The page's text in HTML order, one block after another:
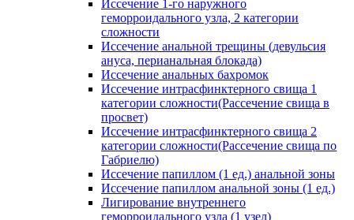
Иссечение 1-го наружного
геморроидального узла, 2 категории
сложности
Иссечение анальной трещины (девульсия
ануса, перианальная блокада)
Иссечение анальных бахромок
Иссечение интрасфинктерного свища 1
категории сложности(Рассечение свища в
просвет)
Иссечение интрасфинктерного свища 2
категории сложности(Рассечение свища по
Габриелю)
Иссечение папиллом (1 ед.) анальной зоны
Иссечение папиллом анальной зоны (1 ед.)
Лигирование внутреннего
геморроидального узла (1 узел)